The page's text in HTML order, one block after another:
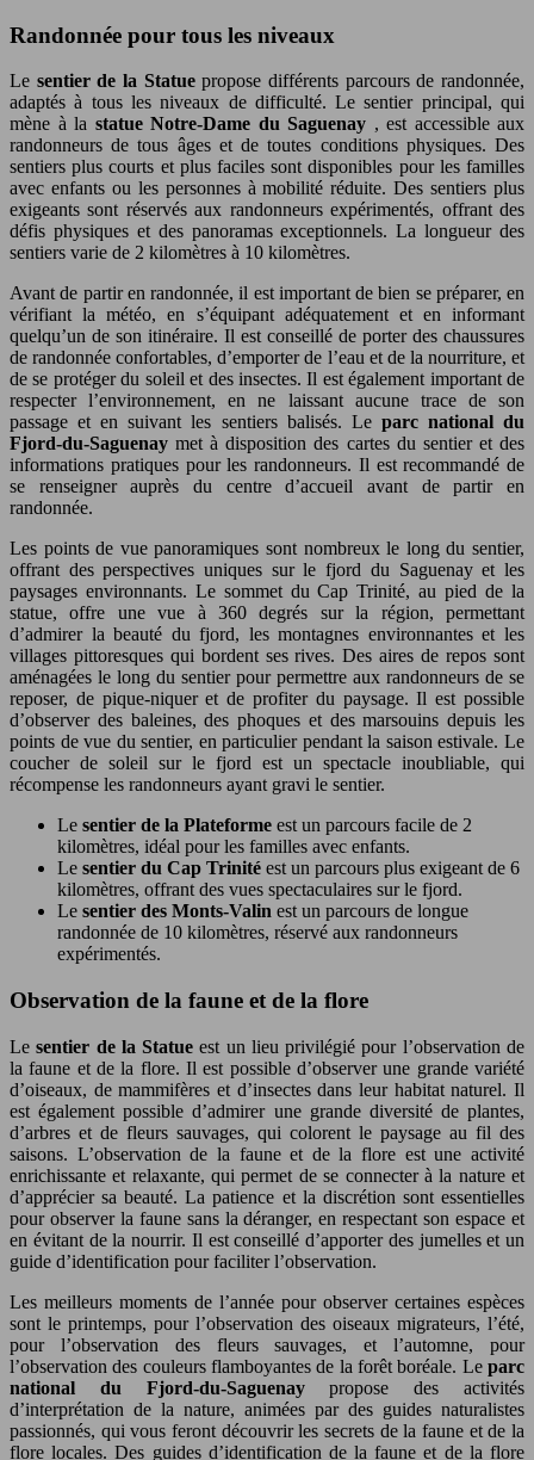
Randonnée pour tous les niveaux
Le sentier de la Statuepropose différents parcours de randonnée,
adaptés à tous les niveaux de difficulté. Le sentier principal, qui
mène à la statue Notre-Dame du Saguenay , est accessible aux
randonneurs de tous âges et de toutes conditions physiques. Des
sentiers plus courts et plus faciles sont disponibles pour les familles
avec enfants ou les personnes à mobilité réduite. Des sentiers plus
exigeants sont réservés aux randonneurs expérimentés, offrant des
défis physiques et des panoramas exceptionnels. La longueur des
sentiers varie de 2 kilomètres à 10 kilomètres.
Avant de partir en randonnée, il est important de bien se préparer, en
vérifiant la météo, en s’équipant adéquatement et en informant
quelqu’un de son itinéraire. Il est conseillé de porter des chaussures
de randonnée confortables, d’emporter de l’eau et de la nourriture, et
de se protéger du soleil et des insectes. Il est également important de
respecter l’environnement, en ne laissant aucune trace de son
passage et en suivant les sentiers balisés. Le parc national du
Fjord-du-Saguenaymet à disposition des cartes du sentier et des
informations pratiques pour les randonneurs. Il est recommandé de
se renseigner auprès du centre d’accueil avant de partir en
randonnée.
Les points de vue panoramiques sont nombreux le long du sentier,
offrant des perspectives uniques sur le fjord du Saguenay et les
paysages environnants. Le sommet du Cap Trinité, au pied de la
statue, offre une vue à 360 degrés sur la région, permettant
d’admirer la beauté du fjord, les montagnes environnantes et les
villages pittoresques qui bordent ses rives. Des aires de repos sont
aménagées le long du sentier pour permettre aux randonneurs de se
reposer, de pique-niquer et de profiter du paysage. Il est possible
d’observer des baleines, des phoques et des marsouins depuis les
points de vue du sentier, en particulier pendant la saison estivale. Le
coucher de soleil sur le fjord est un spectacle inoubliable, qui
récompense les randonneurs ayant gravi le sentier.
Le sentier de la Plateforme est un parcours facile de 2
kilomètres, idéal pour les familles avec enfants.
Le sentier du Cap Trinité est un parcours plus exigeant de 6
kilomètres, offrant des vues spectaculaires sur le fjord.
Le sentier des Monts-Valin est un parcours de longue
randonnée de 10 kilomètres, réservé aux randonneurs
expérimentés.
Observation de la faune et de la flore
Lesentier de la Statueest un lieu privilégié pour l’observation de
la faune et de la flore. Il est possible d’observer une grande variété
d’oiseaux, de mammifères et d’insectes dans leur habitat naturel. Il
est également possible d’admirer une grande diversité de plantes,
d’arbres et de fleurs sauvages, qui colorent le paysage au fil des
saisons. L’observation de la faune et de la flore est une activité
enrichissante et relaxante, qui permet de se connecter à la nature et
d’apprécier sa beauté. La patience et la discrétion sont essentielles
pour observer la faune sans la déranger, en respectant son espace et
en évitant de la nourrir. Il est conseillé d’apporter des jumelles et un
guide d’identification pour faciliter l’observation.
Les meilleurs moments de l’année pour observer certaines espèces
sont le printemps, pour l’observation des oiseaux migrateurs, l’été,
pour l’observation des fleurs sauvages, et l’automne, pour
l’observation des couleurs flamboyantes de la forêt boréale. Le parc
national du Fjord-du-Saguenaypropose des activités
d’interprétation de la nature, animées par des guides naturalistes
passionnés, qui vous feront découvrir les secrets de la faune et de la
flore locales. Des guides d’identification de la faune et de la flore